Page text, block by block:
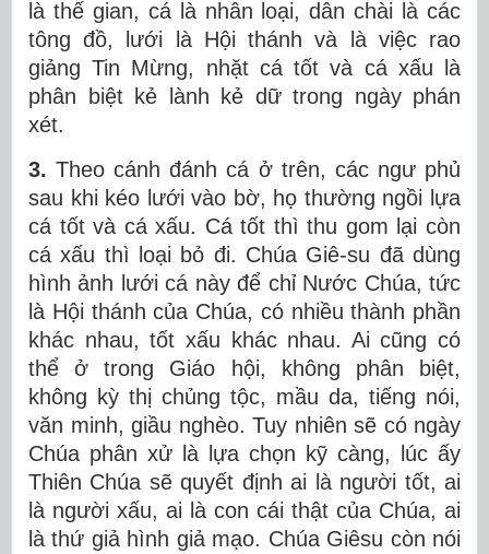
là thế gian, cá là nhân loại, dân chài là các
tông đồ, lưới là Hội thánh và là việc rao
giảng Tin Mừng, nhặt cá tốt và cá xấu là
phân biệt kẻ lành kẻ dữ trong ngày phán
xét.
3. Theo cánh đánh cá ở trên, các ngư phủ
sau khi kéo lưới vào bờ, họ thường ngồi lựa
cá tốt và cá xấu. Cá tốt thì thu gom lại còn
cá xấu thì loại bỏ đi. Chúa Giê-su đã dùng
hình ảnh lưới cá này để chỉ Nước Chúa, tức
là Hội thánh của Chúa, có nhiều thành phần
khác nhau, tốt xấu khác nhau. Ai cũng có
thể ở trong Giáo hội, không phân biệt,
không kỳ thị chủng tộc, mầu da, tiếng nói,
văn minh, giầu nghèo. Tuy nhiên sẽ có ngày
Chúa phân xử là lựa chọn kỹ càng, lúc ấy
Thiên Chúa sẽ quyết định ai là người tốt, ai
là người xấu, ai là con cái thật của Chúa, ai
là thứ giả hình giả mạo. Chúa Giêsu còn nói